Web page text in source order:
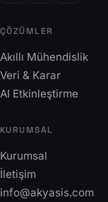
ÇÖZÜMLER
Akıllı Mühendislik
Veri & Karar
AI Etkinleştirme
KURUMSAL
Kurumsal
İletişim
info@akyasis.com